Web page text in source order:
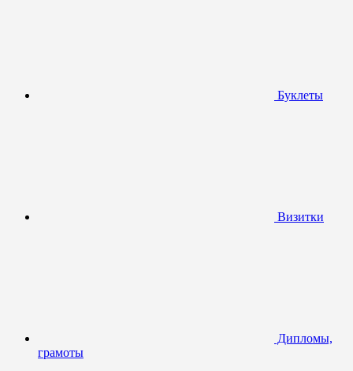
Буклеты
Визитки
Дипломы,
грамоты